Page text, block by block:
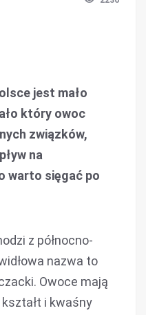
jest mało
który owoc
związków,
na
warto sięgać po
z północno-
nazwa to
Owoce mają
i kwaśny